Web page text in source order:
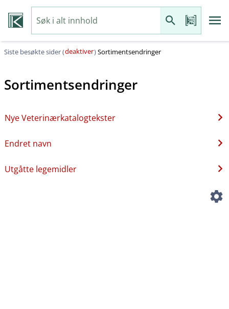
Siste besøkte sider (deaktiver)Sortimentsendringer
Sortimentsendringer
Nye Veterinærkatalogtekster
Endret navn
Utgåtte legemidler